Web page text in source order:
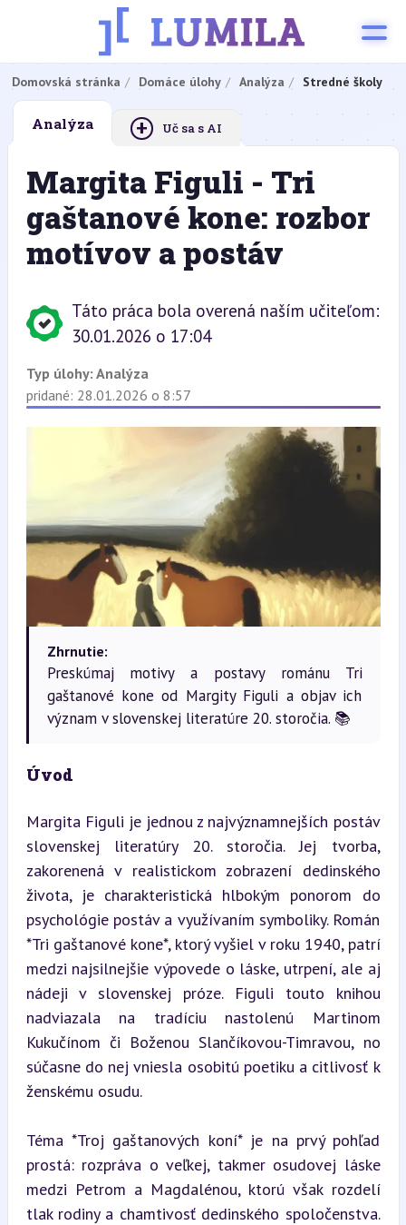
Domovská stránka Domáce úlohy Analýza Stredné školy
Analýza + Uč sa s AI
Margita Figuli - Tri
gaštanové kone: rozbor
motívov a postáv
Táto práca bola overená naším učiteľom:
30.01.2026 o 17:04
Typ úlohy: Analýza
pridané: 28.01.2026 o 8:57
Zhrnutie:
Preskúmaj motivy a postavy románu Tri
gaštanové kone od Margity Figuli a objav ich
význam v slovenskej literatúre 20. storočia. 📚
Úvod
Margita Figuli je jednou z najvýznamnejších postáv
slovenskej literatúry 20. storočia. Jej tvorba,
zakorenená v realistickom zobrazení dedinského
života, je charakteristická hlbokým ponorom do
psychológie postáv a využívaním symboliky. Román
*Tri gaštanové kone*, ktorý vyšiel v roku 1940, patrí
medzi najsilnejšie výpovede o láske, utrpení, ale aj
nádeji v slovenskej próze. Figuli touto knihou
nadviazala na tradíciu nastolenú Martinom
Kukučínom či Boženou Slančíkovou-Timravou, no
súčasne do nej vniesla osobitú poetiku a citlivosť k
ženskému osudu.
Téma *Troj gaštanových koní* je na prvý pohľad
prostá: rozpráva o veľkej, takmer osudovej láske
medzi Petrom a Magdalénou, ktorú však rozdelí
tlak rodiny a chamtivosť dedinského spoločenstva.